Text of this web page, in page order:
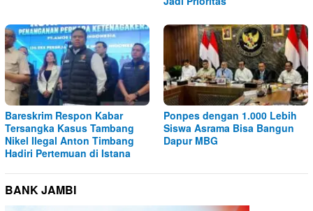
Bareskrim Respon Kabar
Tersangka Kasus Tambang
Nikel Ilegal Anton Timbang
Hadiri Pertemuan di Istana
Ponpes dengan 1.000 Lebih
Siswa Asrama Bisa Bangun
Dapur MBG
BANK JAMBI